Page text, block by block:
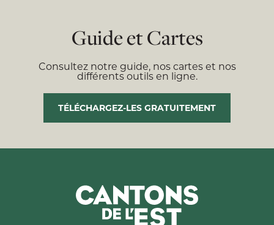
Guide et Cartes
Consultez notre guide, nos cartes et nos
différents outils en ligne.
TÉLÉCHARGEZ-LES GRATUITEMENT